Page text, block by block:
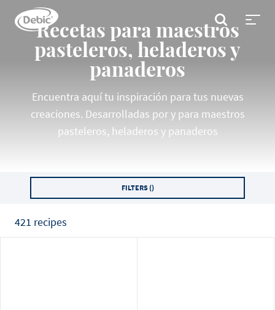
main
BUSCAR
Recetas para maestros
pasteleros, heladeros y
panaderos
Encuentra aquí tu inspiración para tus nuevas
creaciones. Desarrolladas por y para maestros
pasteleros, heladeros y panaderos
FILTERS ()
421 recipes